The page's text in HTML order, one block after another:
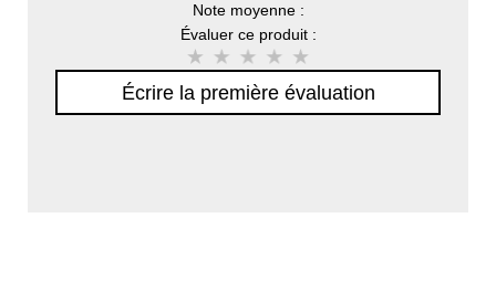
Note moyenne :
Évaluer ce produit :
Écrire la première évaluation